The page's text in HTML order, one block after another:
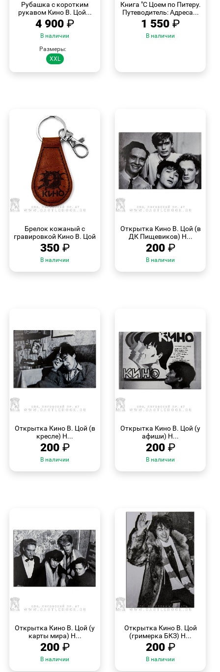
Рубашка с коротким
рукавом Кино В. Цой...
4 900 ₽
В наличии
Размеры:
XXL
Книга "С Цоем по Питеру.
Путеводитель: Адреса...
1 550 ₽
В наличии
Брелок кожаный с
гравировкой Кино В. Цой
350 ₽
В наличии
Открытка Кино В. Цой (в
ДК Пищевиков) Н...
200 ₽
В наличии
Открытка Кино В. Цой (в
кресле) Н...
200 ₽
В наличии
Открытка Кино В. Цой (у
афиши) Н...
200 ₽
В наличии
Открытка Кино В. Цой (у
карты мира) Н...
200 ₽
В наличии
Открытка Кино В. Цой
(гримерка БКЗ) Н...
200 ₽
В наличии